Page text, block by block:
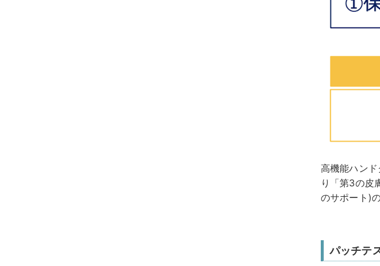
⾼機能ハン
り「第3の⽪
のサポート)
パッチテ